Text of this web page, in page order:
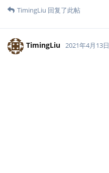
TimingLiu 回复了此帖
TimingLiu 2021年4月13日